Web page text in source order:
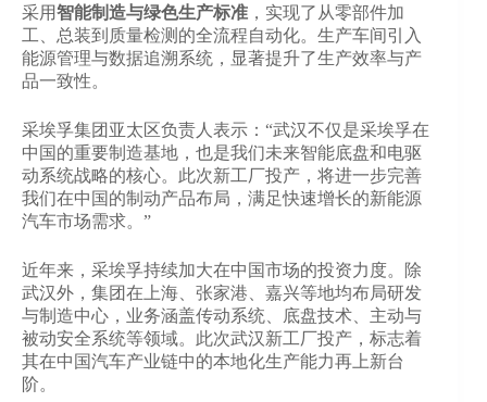
采用智能制造与绿色生产标准 ，实现了从零部件加
工、总装到质量检测的全流程自动化。生产车间引入
能源管理与数据追溯系统，显著提升了生产效率与产
品一致性。
采埃孚集团亚太区负责人表示：“武汉不仅是采埃孚在
中国的重要制造基地，也是我们未来智能底盘和电驱
动系统战略的核心。此次新工厂投产，将进一步完善
我们在中国的制动产品布局，满足快速增长的新能源
汽车市场需求。”
近年来，采埃孚持续加大在中国市场的投资力度。除
武汉外，集团在上海、张家港、嘉兴等地均布局研发
与制造中心，业务涵盖传动系统、底盘技术、主动与
被动安全系统等领域。此次武汉新工厂投产，标志着
其在中国汽车产业链中的本地化生产能力再上新台
阶。